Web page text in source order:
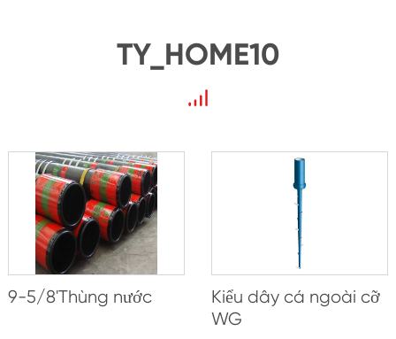
TY_HOME10
9-5/8'Thùng nước
Kiểu dây cá ngoài cỡ
WG